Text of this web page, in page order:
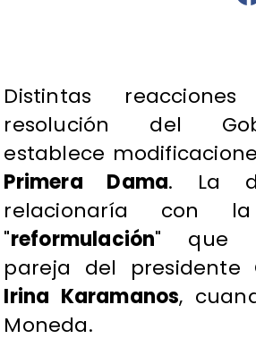
Distintas
resolución del
establece
Primera Dama. La
relacionaría con
"reformulación" que
pareja del presidente
Irina Karamanos,
Moneda.